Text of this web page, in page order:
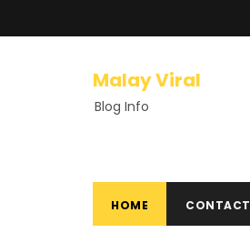
Malay Viral
Blog Info
HOME CONTACT